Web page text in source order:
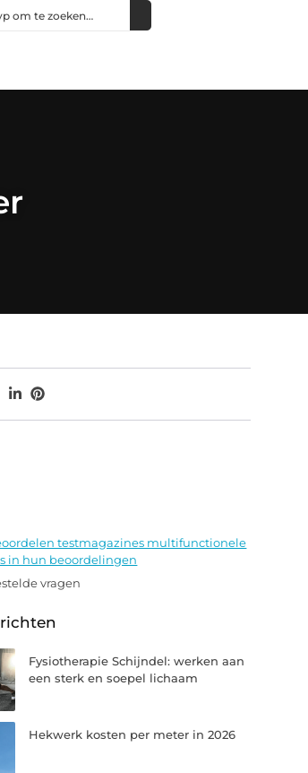
testmagazines multifunctionele
in hun beoordelingen
vragen
Fysiotherapie Schijndel: werken aan
een sterk en soepel lichaam
Hekwerk kosten per meter in 2026